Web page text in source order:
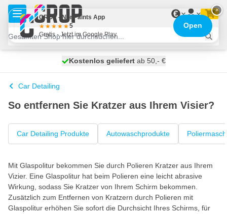
Zum Inhalt springen
€
heute versendet
Kostenlos geliefertab 50,- €
100 Tage
Car Detailing
So entfernen Sie Kratzer aus Ihrem Visier?
Car Detailing Produkte Autowaschprodukte
Mit Glaspolitur bekommen Sie durch Polieren Kratzer aus Ihrem
Vizier. Eine Glaspolitur hat beim Polieren eine leicht abrasive
Wirkung, sodass Sie Kratzer von Ihrem Schirm bekommen.
Zusätzlich zum Entfernen von Kratzern durch Polieren mit
Glaspolitur erhöhen Sie sofort die Durchsicht Ihres Schirms, für
×
CROP - NonPaints App
5
Gratis - Jetzt im Google Play
Open